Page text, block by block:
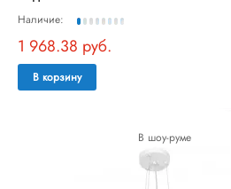
Наличие:
1 968.38 руб.
В корзину
В шоу-руме